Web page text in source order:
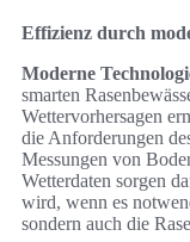
Effizienz durch
Moderne
smarten
Wettervorhersagen
die Anforderungen
Messungen von
Wetterdaten sorgen
wird, wenn es
sondern auch die